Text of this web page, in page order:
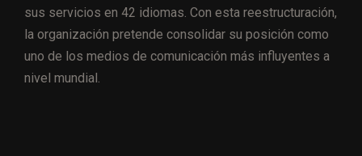
sus servicios en 42 idiomas. Con esta reestructuración,
la organización pretende consolidar su posición como
uno de los medios de comunicación más influyentes a
nivel mundial.